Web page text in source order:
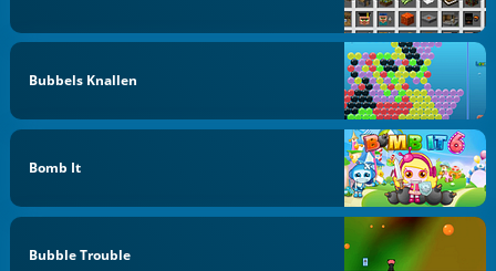
Bubbels Knallen
Bomb It
Bubble Trouble